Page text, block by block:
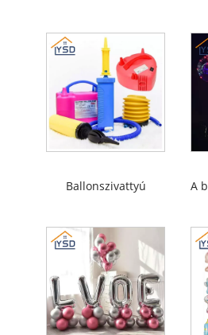
Ballonszivattyú